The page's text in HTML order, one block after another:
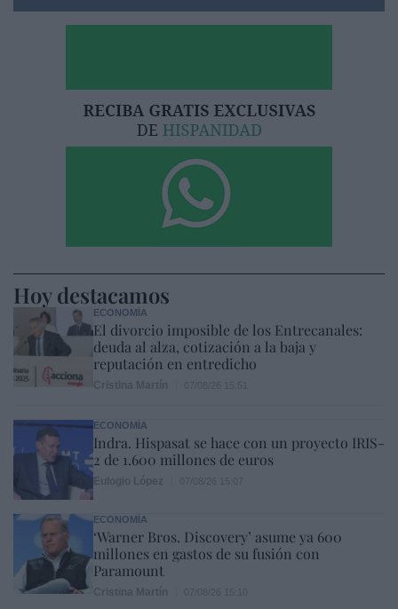
Hoy destacamos
ECONOMÍA
El divorcio imposible de los Entrecanales:
deuda al alza, cotización a la baja y
reputación en entredicho
ECONOMÍA
Indra. Hispasat se hace con un proyecto IRIS-
2 de 1.600 millones de euros
ECONOMÍA
‘Warner Bros. Discovery’ asume ya 600
millones en gastos de su fusión con
Paramount